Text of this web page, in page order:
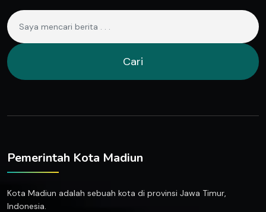
Cari
Pemerintah Kota Madiun
Kota Madiun adalah sebuah kota di provinsi Jawa Timur,
Indonesia.